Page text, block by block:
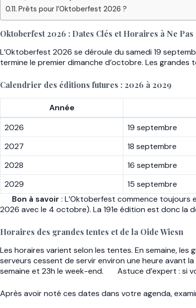
Prêts pour l’Oktoberfest 2026 ?
Oktoberfest 2026 : Dates Clés et Horaires à Ne
L’Oktoberfest 2026 se déroule du samedi 19
termine le premier dimanche d’octobre. Les
Calendrier des éditions futures : 2026 à 2029
Année
2026
19 septembre
2027
18 septembre
2028
16 septembre
2029
15 septembre
Bon à savoir : L’Oktoberfest commence toujours
2026 avec le 4 octobre). La 191e édition est donc la
Horaires des grandes tentes et de la Oide Wiesn
Les horaires varient selon les tentes. En semaine,
serveurs cessent de servir environ une heure avant
semaine et 23h le week-end.
Astuce d’expert : si
Après avoir noté ces dates dans votre agenda,